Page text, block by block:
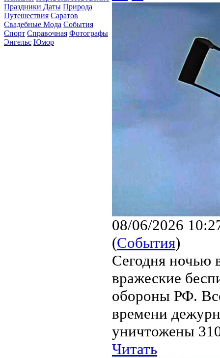
Праздники Даты Природа
Путешествия Саратов
Свадебные Мода События
Спорт Справочная Фотографы
Энгельс Юмор
08/06/2026
(События)
Сегодня ночью
вражеские
обороны РФ.
времени
уничтожены
Читать